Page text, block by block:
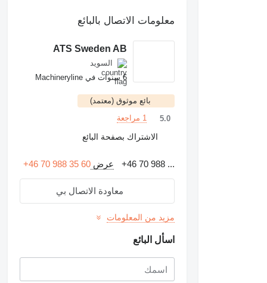
معلومات الاتصال بالبائع
ATS Sweden AB
السويد
6 سنوات في Machineryline
بائع موثوق (معتمد)
5.0
1 مراجعة
الاشتراك بصفحة البائع
+46 70 988 ... عرض+46 70 988 35 60
معاودة الاتصال بي
مزيد من المعلومات
اسأل البائع